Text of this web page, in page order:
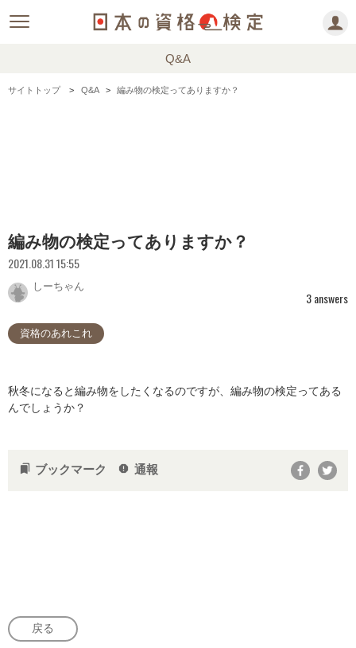
Q&A
サイトトップ Q&A 編み物の検定ってありますか？
編み物の検定ってありますか？
2021.08.31 15:55
しーちゃん
3 answers
資格のあれこれ
秋冬になると編み物をしたくなるのですが、編み物の検定ってある
んでしょうか？
bookmarks ブックマーク report 通報
戻る